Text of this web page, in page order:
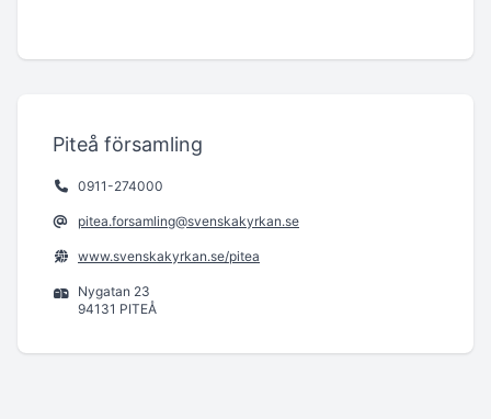
Piteå församling
0911-274000
pitea.forsamling@svenskakyrkan.se
www.svenskakyrkan.se/pitea
Nygatan 23
94131 PITEÅ